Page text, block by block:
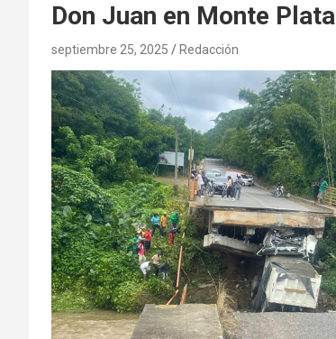
Don Juan en Monte Plata
septiembre 25, 2025 Redacción